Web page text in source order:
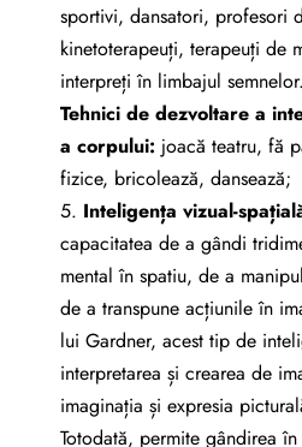
sportivi, dansatori, profesori
kinetoterapeuți, terapeuți de
interpreți în limbajul semnelor.
Tehnici de dezvoltare a
a corpului: joacă teatru, fă
fizice, bricolează, dansează;
5. Inteligența vizual-
capacitatea de a gândi
mental în spatiu, de a
de a transpune acțiunile în
lui Gardner, acest tip de
interpretarea și crearea de
imaginația și expresia
Totodată, permite gândirea